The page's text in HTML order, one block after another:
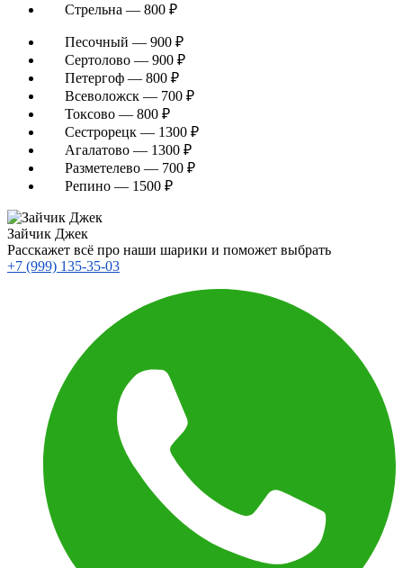
Стрельна — 800 ₽
Песочный — 900 ₽
Сертолово — 900 ₽
Петергоф — 800 ₽
Всеволожск — 700 ₽
Токсово — 800 ₽
Сестрорецк — 1300 ₽
Агалатово — 1300 ₽
Разметелево — 700 ₽
Репино — 1500 ₽
Зайчик Джек
Расскажет всё про наши шарики и поможет выбрать
+7 (999) 135-35-03